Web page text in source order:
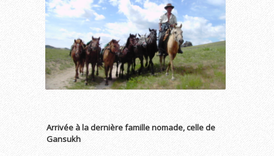
Arrivée à la dernière famille nomade, celle de
Gansukh